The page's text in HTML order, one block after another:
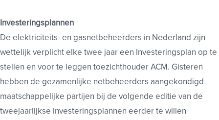
Investeringsplannen
De elektriciteits- en gasnetbeheerders in Nederland zijn
wettelijk verplicht elke twee jaar een Investeringsplan op te
stellen en voor te leggen toezichthouder ACM. Gisteren
hebben de gezamenlijke netbeheerders aangekondigd
maatschappelijke partijen bij de volgende editie van de
tweejaarlijkse investeringsplannen eerder te willen